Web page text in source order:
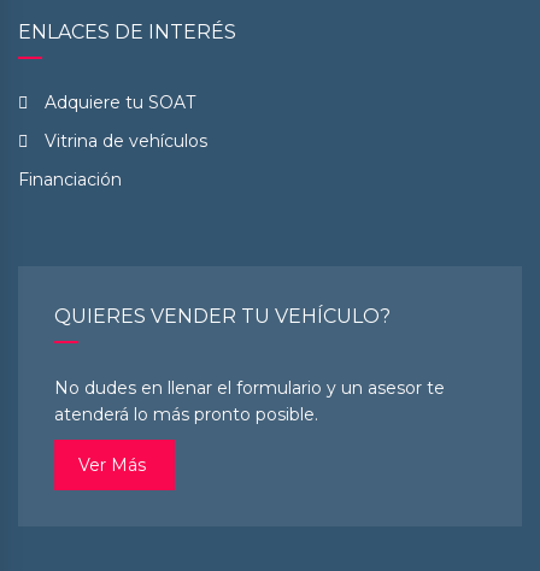
ENLACES DE INTERÉS
Adquiere tu SOAT
Vitrina de vehículos
Financiación
QUIERES VENDER TU VEHÍCULO?
No dudes en llenar el formulario y un asesor te
atenderá lo más pronto posible.
Ver Más